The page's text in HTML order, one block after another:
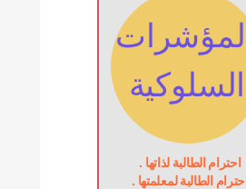
المؤشرات
السلوكية
احترام الطالبة لذاتها .
احترام الطالبة لمعلمتها .